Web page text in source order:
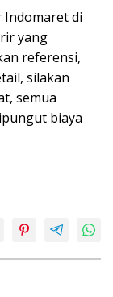
Indomaret di
yang
referensi,
silakan
semua
biaya